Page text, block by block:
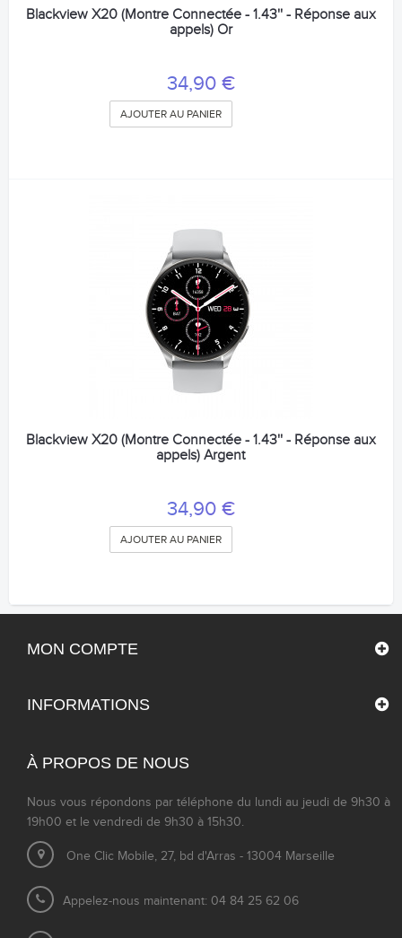
Blackview X20 (Montre Connectée - 1.43'' - Réponse aux
appels) Or
34,90 €
AJOUTER AU PANIER
Blackview X20 (Montre Connectée - 1.43'' - Réponse aux
appels) Argent
34,90 €
AJOUTER AU PANIER
MON COMPTE
INFORMATIONS
À PROPOS DE NOUS
Nous vous répondons par téléphone du lundi au jeudi de 9h30 à
19h00 et le vendredi de 9h30 à 15h30.
One Clic Mobile, 27, bd d'Arras - 13004 Marseille
Appelez-nous maintenant: 04 84 25 62 06